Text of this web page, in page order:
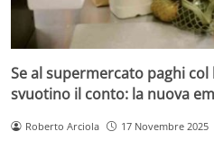
Se al supermercato paghi
svuotino il conto: la nuova
Roberto Arciola 17 Novembre 2025